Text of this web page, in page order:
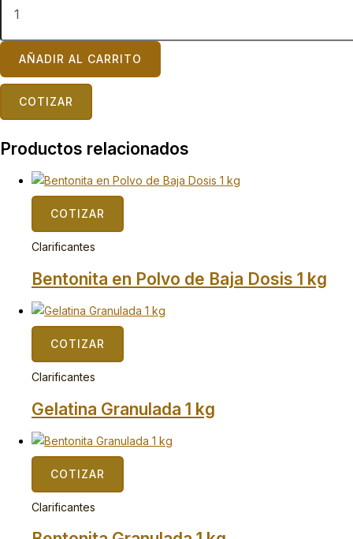
AÑADIR AL CARRITO
COTIZAR
Productos relacionados
COTIZAR
Clarificantes
Bentonita en Polvo de Baja Dosis 1 kg
COTIZAR
Clarificantes
Gelatina Granulada 1 kg
COTIZAR
Clarificantes